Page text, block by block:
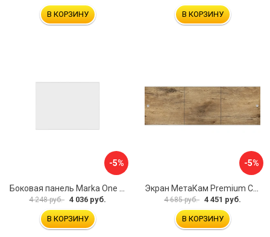
В КОРЗИНУ В КОРЗИНУ
-5%
Боковая панель Marka One Flat 80 MG L 02бфл80мгл
4 248 руб. 4 036 руб.
В КОРЗИНУ
-5%
Экран МетаКам Premium Collection 4650208860133
4 685 руб. 4 451 руб.
В КОРЗИНУ